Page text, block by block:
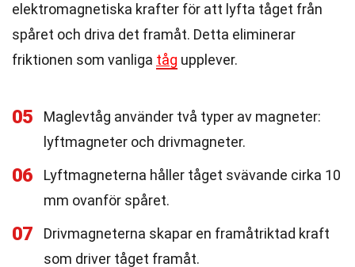
elektromagnetiska krafter för att lyfta tåget från
spåret och driva det framåt. Detta eliminerar
friktionen som vanliga tåg upplever.
05
Maglevtåg använder två typer av magneter:
lyftmagneter och drivmagneter.
06
Lyftmagneterna håller tåget svävande cirka 10
mm ovanför spåret.
07
Drivmagneterna skapar en framåtriktad kraft
som driver tåget framåt.